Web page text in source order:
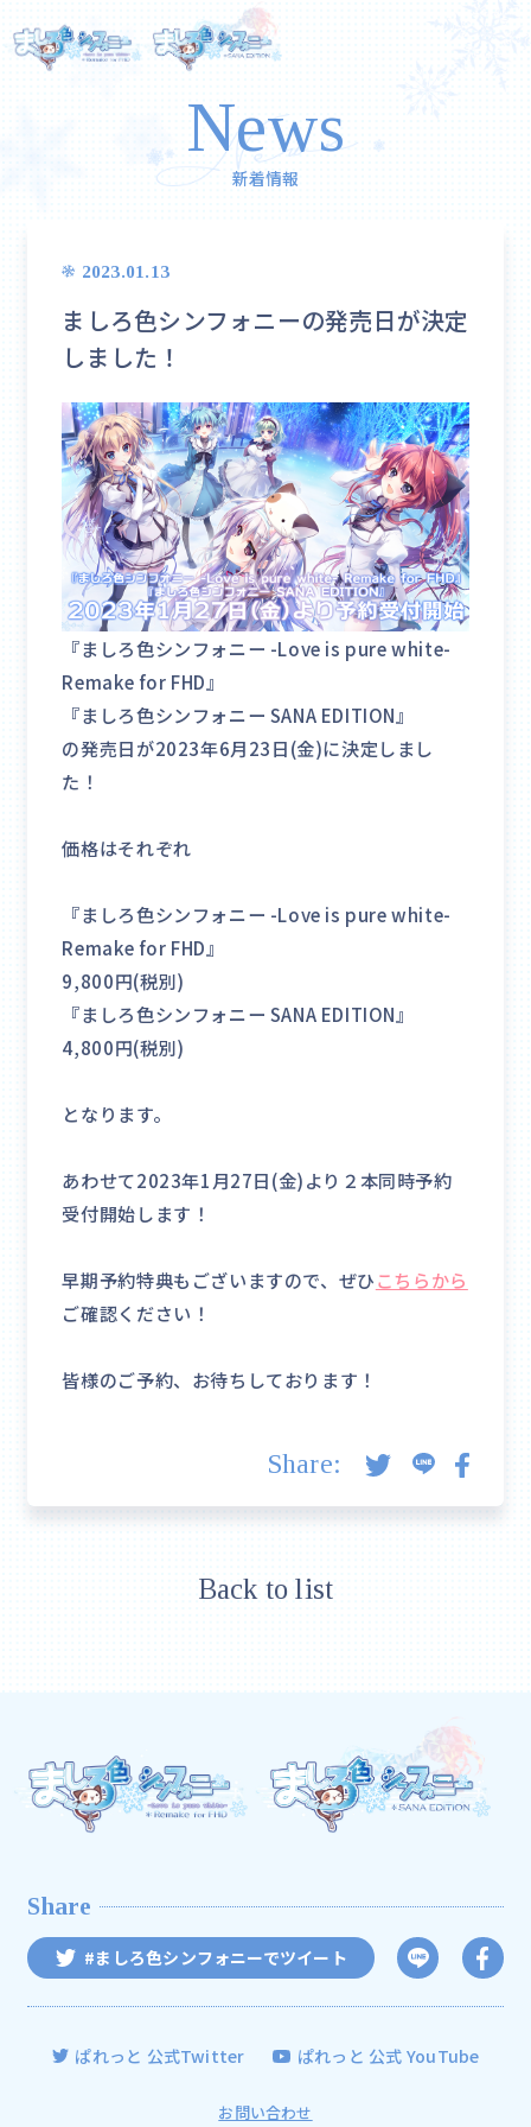
News
新着情報
2023.01.13
ましろ色シンフォニーの発売日が決定
しました！
『ましろ色シンフォニー -Love is pure white-
Remake for FHD』
『ましろ色シンフォニー SANA EDITION』
の発売日が2023年6月23日(金)に決定しまし
た！
価格はそれぞれ
『ましろ色シンフォニー -Love is pure white-
Remake for FHD』
9,800円(税別)
『ましろ色シンフォニー SANA EDITION』
4,800円(税別)
となります。
あわせて2023年1月27日(金)より２本同時予約
受付開始します！
早期予約特典もございますので、ぜひこちらから
ご確認ください！
皆様のご予約、お待ちしております！
Share:
Back to list
ぱれっと 公式Twitter ぱれっと 公式 YouTube
お問い合わせ
Share
#ましろ色シンフォニーでツイート